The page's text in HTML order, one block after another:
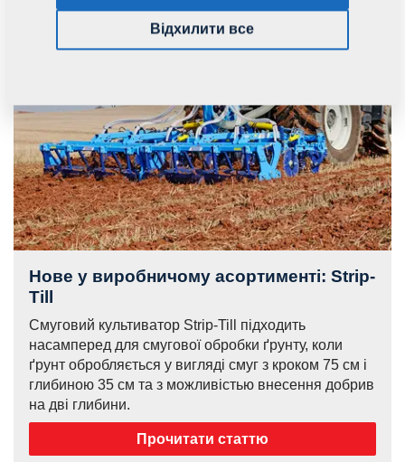
Нове у виробничому асортименті: Strip-
Till
Смуговий культиватор Strip-Till підходить
насамперед для смугової обробки ґрунту, коли
ґрунт обробляється у вигляді смуг з кроком 75 см і
глибиною 35 см та з можливістью внесення добрив
на дві глибини.
Прочитати статтю
Відхилити все